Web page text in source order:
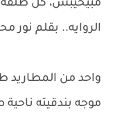
مبيخيبش، كل
الروايه.. بقلم نور
واحد من المطاريد
موجه بندقيته